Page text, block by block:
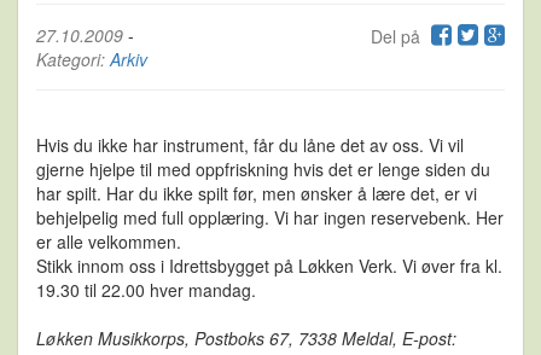
Del på
27.10.2009 -
Kategori: Arkiv
Hvis du ikke har instrument, får du låne det av oss. Vi vil
gjerne hjelpe til med oppfriskning hvis det er lenge siden du
har spilt. Har du ikke spilt før, men ønsker å lære det, er vi
behjelpelig med full opplæring. Vi har ingen reservebenk. Her
er alle velkommen.
Stikk innom oss i Idrettsbygget på Løkken Verk. Vi øver fra kl.
19.30 til 22.00 hver mandag.
Løkken Musikkorps, Postboks 67, 7338 Meldal, E-post: